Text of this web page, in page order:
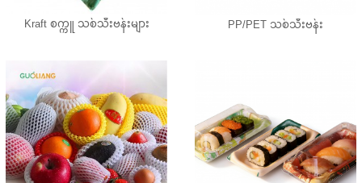
Kraft စက္ကူ သစ်သီးဗန်းများ PP/PET သစ်သီးဗန်း